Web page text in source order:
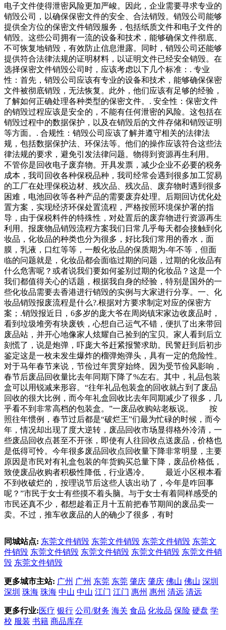
电子文件使得泄密风险更加严峻。因此，企业需要寻求专业的
销毁公司，以确保保密文件的安全、合法销毁。销毁公司能够
提供全方位的保密文件销毁服务，包括纸质文件和电子文件的
销毁。这些公司拥有一流的设备和技术，能够确保文件彻底、
不可恢复地销毁，有效防止信息泄露。同时，销毁公司还能够
提供符合法律法规的证明材料，以证明文件已经安全销毁。在
选择保密文件销毁公司时，应该考虑以下几个标准：. 专业
性：首先，销毁公司应该有专业的设备和技术，能够确保保密
文件被彻底销毁，无法恢复。此外，他们应该有足够的经验，
了解如何正确处理各种类型的保密文件。. 安全性：保密文件
的销毁过程应该是安全的，不能有任何泄密的风险。这包括在
销毁过程中的数据保护，以及在销毁后的文件存储和销毁证明
等方面。. 合规性：销毁公司应该了解并遵守相关的法律法
规，包括数据保护法、环保法等。他们的操作应该符合这些法
律法规的要求，避免引发法律问题。物得到资源再生利用。
不管你是回收电子废弃物。开具发票，减少企业不必要的税务
成本，我司回收各种保税品种，我司经常会遇到很多加工贸易
的工厂在处理保税边材、残次品、残次品、废弃物时遇到很多
困难，电池回收等各种产品的需要废弃处理。后期回访优化处
置方案，实现经济环保处置流程，严格按照环境保护署的指
导，由于保税料件的特殊性，对处置后的废弃物进行资源再生
利用。报废物品销毁流程方案我们日常几乎每天都会接触到化
妆品，化妆品的种类也分为很多，好比我们常用的香水，面
膜，乳液，口红等等，一般化妆品的保质期为-年不等，但面
临的问题就是，化妆品都会面临过期的问题，过期的化妆品有
什么危害呢？或者说我们要如何鉴别过期的化妆品？这是一个
我们都值得关心的话题，根据我自身的经验，特别是国外的一
些化妆品需要去香港进行销毁的实例与大家进行分享。一、化
妆品销毁报废流程是什么?.根据对方要求制定对应的保密方
案；.销毁报近日，6多岁的庞大爷在周岗镇宋家边收废品时，
看到垃圾堆旁有块废铁，心想自己运气不错，便扒了出来带回
废品站，并开心地像家人炫耀自己捡到的宝贝。家人看到后立
刻慌了，说是炮弹，吓庞大爷赶紧报警求助。民警赶到后初步
鉴定这是一枚未发生爆炸的榴弹炮弹头，具有一定的危险性。
对于马年春节来说，节俭过年贯穿始终。因为受节俭风影响，
春节后废品回收量比去年同期下降了%左右。其中，礼品包装
盒可以用锐减来形容。“往年礼品包装盒的回收就占到了废品
回收的很大比例，而今年礼盒回收比去年同期减少了很多，几
乎看不到非常高档的包装盒。”一废品收购站老板说。 按
照往年惯例，春节过后都是“破烂王”们最为忙碌的时候，而今
年，情况却出现了度大逆转，废品回收市场显得格外冷清，一
些废品回收点甚至不开张，即使有人往回收点送废品，价格也
是低得可怜。今年很多废品回收点回收量下降非常明显，主要
原因是市民对有礼盒包装的年货购买总量下降，废品价格低，
致使废品收购者积极性降低，行业遇冷。 最近小区根本看
不到收破烂的，按理说节后这些人该出动了，今年是咋回事
呢？”市民于女士有些摸不着头脑。与于女士有着同样感受的
市民还真不少，都想趁着正月十五前把春节期间的废品卖一
卖。不过，推车收废品的人的确少了很多，有时
同城站点: 东莞文件销毁 东莞文件销毁 东莞文件销毁 东莞文
件销毁 东莞文件销毁 东莞文件销毁 东莞文件销毁 东莞文件销
毁 东莞文件销毁
更多城市主站: 广州 广州 东莞 东莞 肇庆 肇庆 佛山 佛山 深圳
深圳 珠海 珠海 中山 中山 江门 江门 惠州 惠州 清远 清远
更多行业:医疗 银行 公司/财务 海关 食品 化妆品 保险 硬盘 学
校 服装 书籍 商品库存